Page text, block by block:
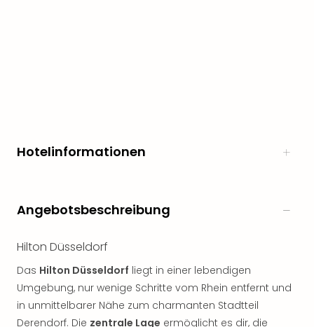
Hotelinformationen
Angebotsbeschreibung
Hilton Düsseldorf
Das Hilton Düsseldorf liegt in einer lebendigen
Umgebung, nur wenige Schritte vom Rhein entfernt und
in unmittelbarer Nähe zum charmanten Stadtteil
Derendorf. Die zentrale Lage ermöglicht es dir, die